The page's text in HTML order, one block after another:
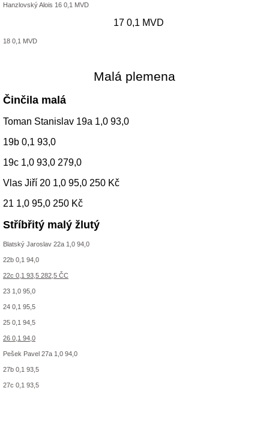
Hanzlovský Alois 16 0,1 MVD
17 0,1 MVD
18 0,1 MVD
Malá plemena
Činčila malá
Toman Stanislav 19a 1,0 93,0
19b 0,1 93,0
19c 1,0 93,0 279,0
Vlas Jiří 20 1,0 95,0 250 Kč
21 1,0 95,0 250 Kč
Stříbřitý malý žlutý
Blatský Jaroslav 22a 1,0 94,0
22b 0,1 94,0
22c 0,1 93,5 282,5 ČC
23 1,0 95,0
24 0,1 95,5
25 0,1 94,5
26 0,1 94,0
Pešek Pavel 27a 1,0 94,0
27b 0,1 93,5
27c 0,1 93,5